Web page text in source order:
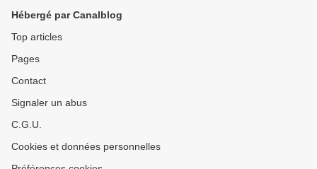
Hébergé par Canalblog
Top articles
Pages
Contact
Signaler un abus
C.G.U.
Cookies et données personnelles